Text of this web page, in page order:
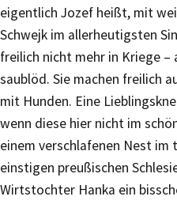
eigentlich Jozef heißt, mit
Schwejk im allerheutigsten
freilich nicht mehr in Kriege –
saublöd. Sie machen freilich
mit Hunden. Eine
wenn diese hier nicht im
einem verschlafenen Nest im
einstigen preußischen
Wirtstochter Hanka ein